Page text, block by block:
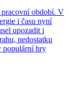
pracovní období. V
i času nyní
upozadit i
nedostatku
populární hry